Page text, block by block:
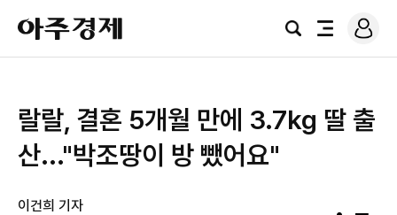
아
주
경
검
전
로
그
랄랄, 결혼 5개월 만에 3.7㎏ 딸 출
산..."박조땅이 방 뺐어요"
이건희 기자